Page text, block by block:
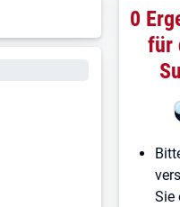
0
für
Sie